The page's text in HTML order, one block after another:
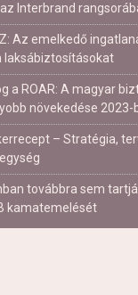
Interbrand
Az emelkedő
laksábiztosításokat
a ROAR: A magyar
növekedése 2023-
– Stratégia,
továbbra sem
kamatemelését